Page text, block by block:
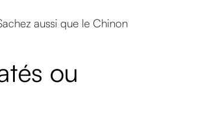
aussi que le Chinon
ou